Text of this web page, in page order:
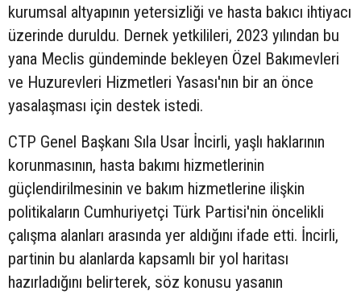
kurumsal altyapının yetersizliği ve hasta bakıcı ihtiyacı
üzerinde duruldu. Dernek yetkilileri, 2023 yılından bu
yana Meclis gündeminde bekleyen Özel Bakımevleri
ve Huzurevleri Hizmetleri Yasası'nın bir an önce
yasalaşması için destek istedi.
CTP Genel Başkanı Sıla Usar İncirli, yaşlı haklarının
korunmasının, hasta bakımı hizmetlerinin
güçlendirilmesinin ve bakım hizmetlerine ilişkin
politikaların Cumhuriyetçi Türk Partisi'nin öncelikli
çalışma alanları arasında yer aldığını ifade etti. İncirli,
partinin bu alanlarda kapsamlı bir yol haritası
hazırladığını belirterek, söz konusu yasanın